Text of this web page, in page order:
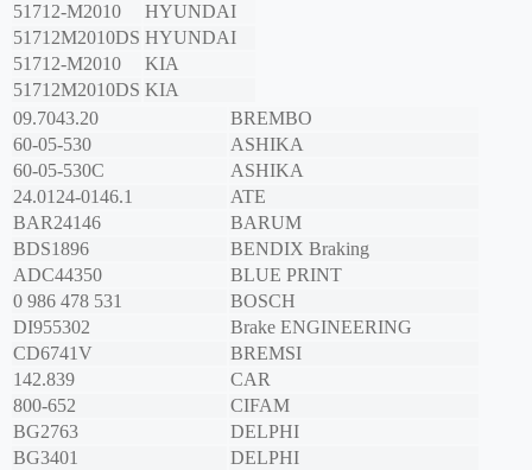
51712-M2010
HYUNDAI
51712M2010DS HYUNDAI
51712-M2010
KIA
51712M2010DS KIA
09.7043.20
BREMBO
60-05-530
ASHIKA
60-05-530C
ASHIKA
24.0124-0146.1
ATE
BAR24146
BARUM
BDS1896
BENDIX Braking
ADC44350
BLUE PRINT
0 986 478 531
BOSCH
DI955302
Brake ENGINEERING
CD6741V
BREMSI
142.839
CAR
800-652
CIFAM
BG2763
DELPHI
BG3401
DELPHI